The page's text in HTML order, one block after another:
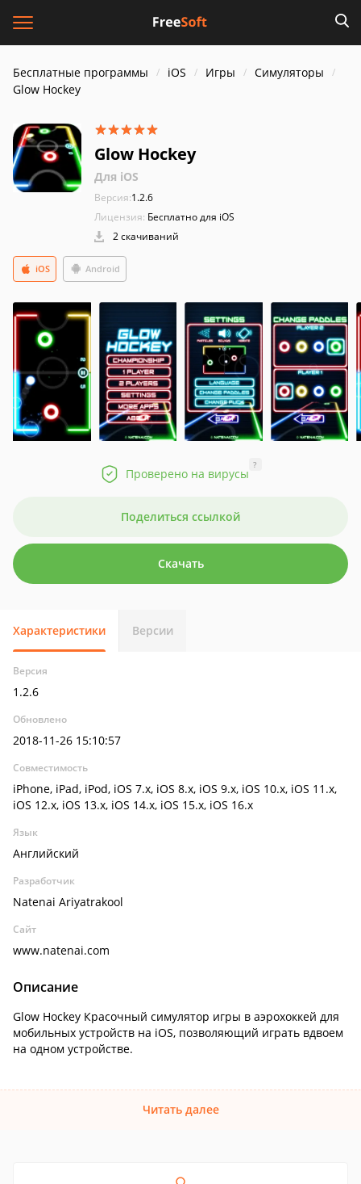
Бесплатные программы iOS Игры
Симуляторы
Glow Hockey
Glow Hockey
Для iOS
Версия:1.2.6
Лицензия: Бесплатно для iOS
2 скачиваний
Android
iOS
Проверено на вирусы
?
Поделиться ссылкой
Скачать
Характеристики Версии
Версия
1.2.6
Обновлено
2018-11-26 15:10:57
Совместимость
iPhone, iPad, iPod, iOS 7.x, iOS 8.x, iOS 9.x, iOS 10.x, iOS 11.x,
iOS 12.x, iOS 13.x, iOS 14.x, iOS 15.x, iOS 16.x
Язык
Английский
Разработчик
Natenai Ariyatrakool
Сайт
www.natenai.com
Описание
Glow Hockey Красочный симулятор игры в аэрохоккей для
мобильных устройств на iOS, позволяющий играть вдвоем
на одном устройстве.
Читать далее